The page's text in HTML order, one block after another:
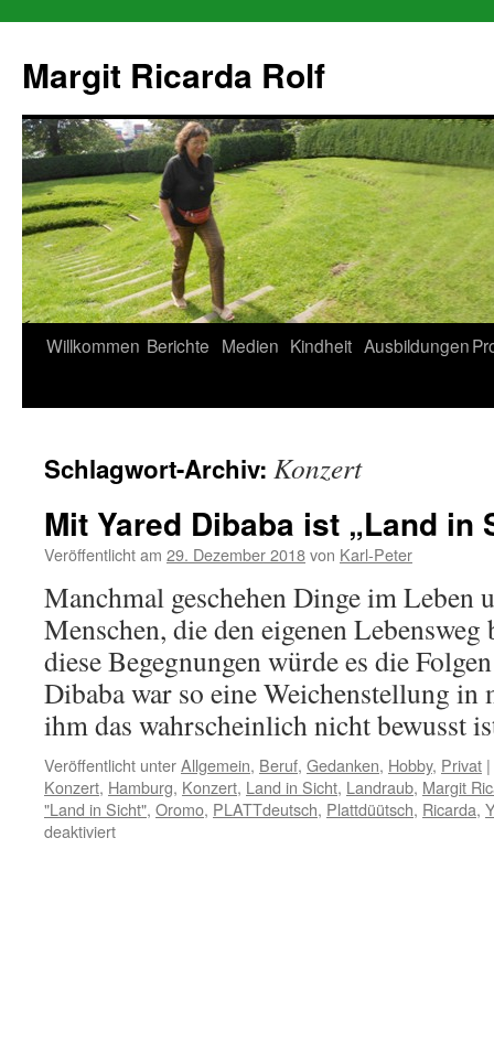
springen
Margit Ricarda Rolf
Willkommen Berichte Medien Kindheit Ausbildungen
Schlagwort-Archiv: Konzert
Mit Yared Dibaba ist „Land in
Veröffentlicht am 29. Dezember 2018von Karl-Peter
Manchmal geschehen Dinge im Leben
Menschen, die den eigenen Lebensweg
diese Begegnungen würde es die
Dibaba war so eine Weichenstellung in
ihm das wahrscheinlich nicht bewusst
Veröffentlicht unterAllgemein, Beruf, Gedanken, Hobby, Privat |
Konzert, Hamburg, Konzert, Land in Sicht, Landraub, Margit
"Land in Sicht", Oromo, PLATTdeutsch, Plattdüütsch, Ricarda,
deaktiviertfür